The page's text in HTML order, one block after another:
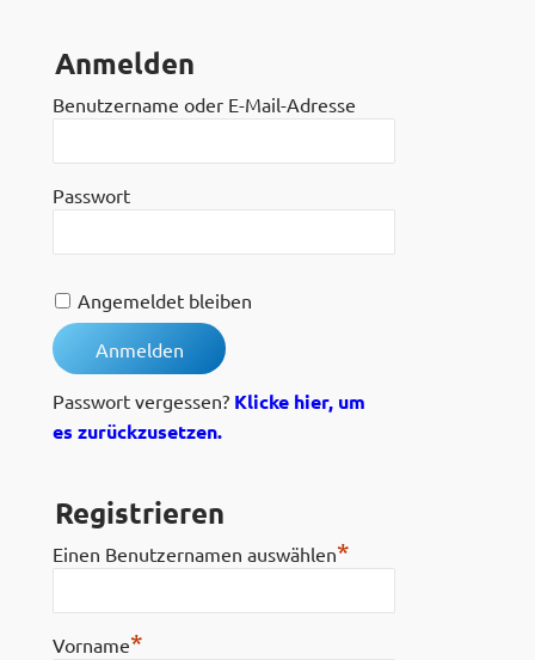
Anmelden
Benutzername oder E-Mail-Adresse
Passwort
Angemeldet bleiben
Passwort vergessen? Klicke hier, um
es zurückzusetzen.
Registrieren
Einen Benutzernamen auswählen*
Vorname*